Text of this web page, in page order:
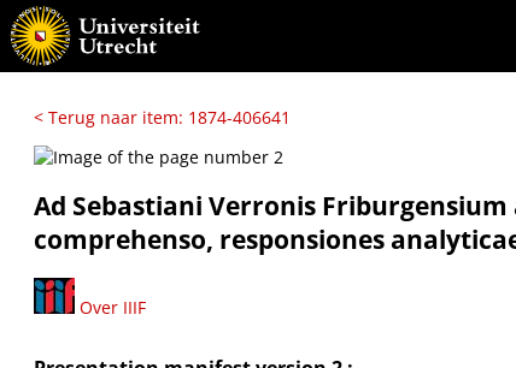
< Terug naar item: 1874-406641
Ad Sebastiani Verronis
comprehenso, responsiones
Over IIIF